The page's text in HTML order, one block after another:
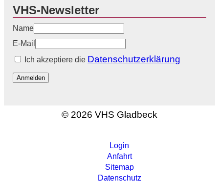
VHS-Newsletter
Name
E-Mail
Ich akzeptiere die Datenschutzerklärung
Anmelden
© 2026 VHS Gladbeck
Login
Anfahrt
Sitemap
Datenschutz